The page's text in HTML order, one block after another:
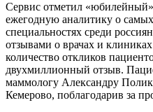
Сервис отметил
ежегодную аналитику о
специальностях среди
отзывами о врачах и
количество откликов
двухмиллионный отзыв.
маммологу Александру
Кемерово, поблагодарив за